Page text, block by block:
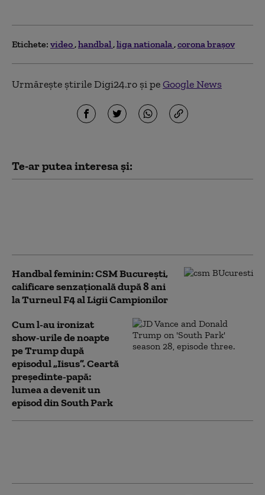
Etichete: video handbal liga nationala corona braşov
Urmărește știrile Digi24.ro și peGoogle News
Te-ar putea interesa și:
Handbal feminin: CSM Bucureşti,
calificare senzaţională după 8 ani
la Turneul F4 al Ligii Campionilor
Cum l-au ironizat
show-urile de noapte
pe Trump după
episodul „Iisus”. Ceartă
președinte-papă:
lumea a devenit un
episod din South Park